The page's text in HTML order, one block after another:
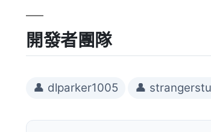
開發者團隊
👤 dlparker1005 👤